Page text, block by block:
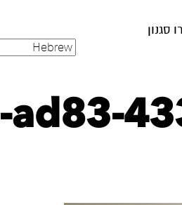
סגנון